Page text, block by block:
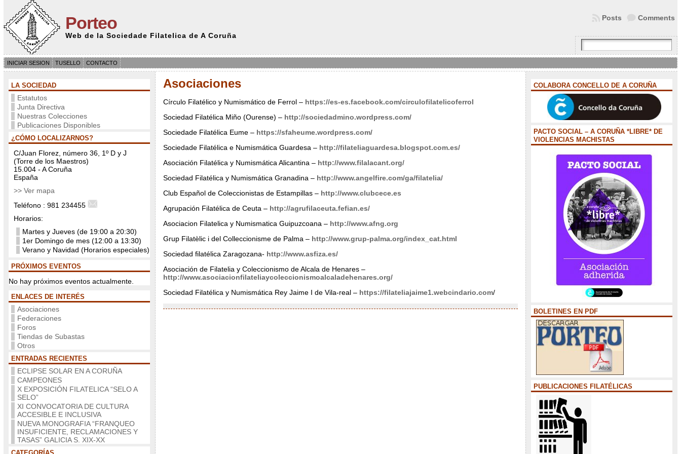
Porteo
Web de la Sociedade Filatelica de A Coruña
Comments
Posts
INICIAR SESION TUSELLO CONTACTO
LA SOCIEDAD
Estatutos
Junta Directiva
Nuestras Colecciones
Publicaciones Disponibles
¿CÓMO LOCALIZARNOS?
C/Juan Florez, número 36, 1º D y J
(Torre de los Maestros)
15.004 - A Coruña
España
>> Ver mapa
Teléfono : 981 234455
Horarios:
Martes y Jueves (de 19:00 a 20:30)
1er Domingo de mes (12:00 a 13:30)
Verano y Navidad (Horarios especiales)
PRÓXIMOS EVENTOS
No hay próximos eventos actualmente.
ENLACES DE INTERÉS
Asociaciones
Federaciones
Foros
Tiendas de Subastas
Otros
ENTRADAS RECIENTES
ECLIPSE SOLAR EN A CORUÑA
CAMPEONES
X EXPOSICIÓN FILATELICA “SELO A
SELO”
XI CONVOCATORIA DE CULTURA
ACCESIBLE E INCLUSIVA
NUEVA MONOGRAFIA “FRANQUEO
INSUFICIENTE, RECLAMACIONES Y
TASAS” GALICIA S. XIX-XX
Asociaciones
Círculo Filatélico y Numismático de Ferrol – https://es-es.facebook.com/circulofilatelicoferrol
Sociedad Filatélica Miño (Ourense) – http://sociedadmino.wordpress.com/
Sociedade Filatélica Eume – https://sfaheume.wordpress.com/
Sociedade Filatélica e Numismática Guardesa – http://filateliaguardesa.blogspot.com.es/
Asociación Filatélica y Numismática Alicantina – http://www.filalacant.org/
Sociedad Filatélica y Numismática Granadina – http://www.angelfire.com/ga/filatelia/
Club Español de Coleccionistas de Estampillas – http://www.clubcece.es
Agrupación Filatélica de Ceuta –http://agrufilaceuta.fefian.es/
Asociacion Filatelica y Numismatica Guipuzcoana – http://www.afng.org
Grup Filatèlic i del Colleccionisme de Palma – http://www.grup-palma.org/index_cat.html
Sociedad filatélica Zaragozana- http://www.asfiza.es/
Asociación de Filatelia y Coleccionismo de Alcala de Henares –
http://www.asociacionfilateliaycoleccionismoalcaladehenares.org/
Sociedad Filatélica y Numismática Rey Jaime I de Vila-real – https://filateliajaime1.webcindario.com/
COLABORA CONCELLO DE A CORUÑA
PACTO SOCIAL – A CORUÑA *LIBRE* DE
VIOLENCIAS MACHISTAS
BOLETINES EN PDF
PUBLICACIONES FILATÉLICAS